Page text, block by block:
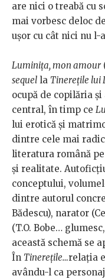
are nici o treabă cu
mai vorbesc deloc
ușor cu cât nici nu l-
Luminiţa, mon amour
sequel la Tinereţile lui
ocupă de copilăria
central, în timp ce
lui erotică și
dintre cele mai
literatura română
și realitate.
conceptului,
dintre autorul
Bădescu), narator
(T.O. Bobe…
această schemă se
În Tinereţile…relația
avându-l ca